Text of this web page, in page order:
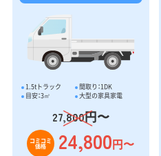
1.5tトラック
間取り：1DK
目安：3㎥
大型の家具家電
27,800円〜
コミコミ
価格 24,800円〜